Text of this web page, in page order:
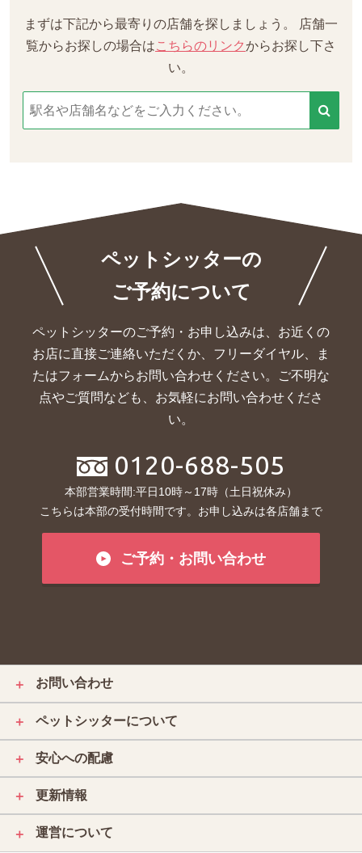
まずは下記から最寄りの店舗を探しましょう。
店舗一
覧からお探しの場合はこちらのリンクからお探し下さ
い。
ペットシッターの
ご予約について
ペットシッターのご予約・お申し込みは、お近くの
お店に直接ご連絡いただくか、 フリーダイヤル、ま
たはフォームからお問い合わせください。ご不明な
点やご質問なども、お気軽にお問い合わせくださ
い。
0120-688-505
本部営業時間:平日10時～17時（土日祝休み）
こちらは本部の受付時間です。お申し込みは各店舗まで
ご予約・お問い合わせ
＋ お問い合わせ
＋ ペットシッターについて
＋ 安心への配慮
＋ 更新情報
＋ 運営について